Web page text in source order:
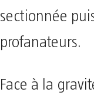
sectionnée
profanateurs.
​Face à la